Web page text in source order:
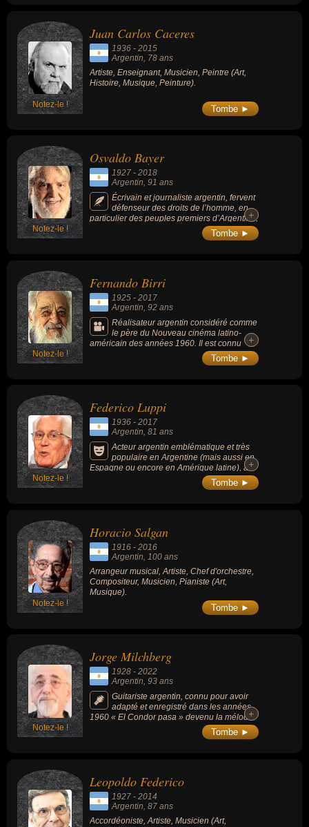
Notez-le !
Juan Carlos Caceres
1936 - 2015
Argentin , 78 ans
Artiste, Enseignant, Musicien, Peintre (Art,
Histoire, Musique, Peinture).
Tombe ►
Notez-le !
Osvaldo Bayer
1927 - 2018
Argentin, 91 ans
Écrivain et journaliste argentin, fervent
défenseur des droits de l’homme, en
particulier des peuples premiers d’Argentine,
auteur de plusieurs ouvrages sur le
mouvement anarchiste argentin.
+
+
Tombe ►
Notez-le !
Fernando Birri
1925 - 2017
Argentin , 92 ans
Réalisateur argentin considéré comme
le père du Nouveau cinéma latino-
américain des années 1960. Il est connu
pour son documentaire « Tire dié » (« Jetez
dix centimes », 1960) sur les pauvres de la
+
+
Tombe ►
Notez-le !
Federico Luppi
1936 - 2017
Argentin, 81 ans
Acteur argentin emblématique et très
populaire en Argentine (mais aussi en
Espagne ou encore en Amérique latine), a
tourné dans une centaine de films dont «
Temps de la revanche » (1981) ou « Les
incarner l'air du temps, en représentant la
perplexité, le désespoir et l'impuissance
d'une société argentine qui a assisté dans
les années 1970 à la dégringolade du
populisme, au déferlement des violences et
à l'instauration de la plus sanglante de ses
dictatures militaires (1976-1983).
+
+
Tombe ►
Notez-le !
Horacio Salgan
1916 - 2016
Argentin , 100 ans
Arrangeur musical, Artiste, Chef d'orchestre,
Compositeur, Musicien, Pianiste (Art,
Musique).
Tombe ►
Notez-le !
Jorge Milchberg
1928 - 2022
Argentin, 93 ans
Guitariste argentin, connu pour avoir
adapté et enregistré dans les années
1960 « El Condor pasa » devenu la mélodie
andine probablement la plus connue au
monde au moment de sa mort.
+
+
Tombe ►
Leopoldo Federico
1927 - 2014
Argentin, 87 ans
Accordéoniste, Artiste, Musicien (Art,